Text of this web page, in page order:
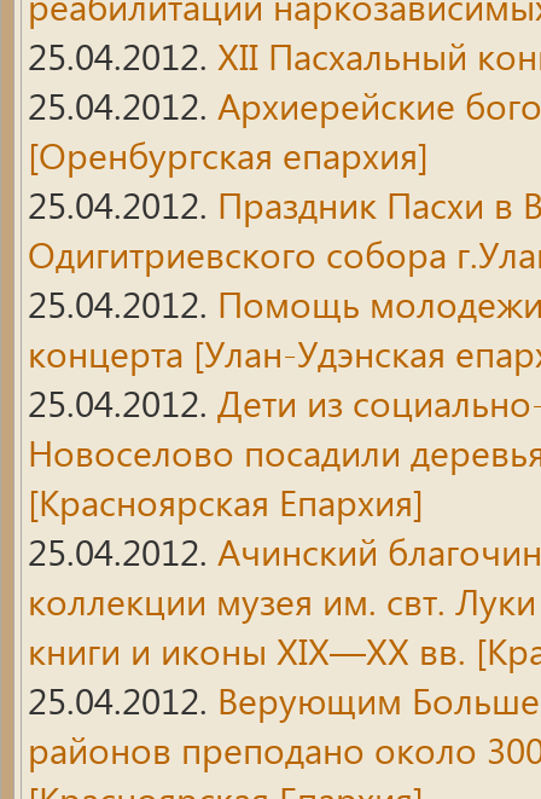
25.04.2012. XII Пасхальный
25.04.2012. Архиерейские
[Оренбургская епархия]
25.04.2012. Праздник Пасхи в
Одигитриевского собора
25.04.2012. Помощь молодежи
концерта [Улан-Удэнская
25.04.2012. Дети из
Новоселово посадили
[Красноярская Епархия]
25.04.2012. Ачинский
коллекции музея им. свт.
книги и иконы XIX—XX вв.
25.04.2012. Верующим
районов преподано около